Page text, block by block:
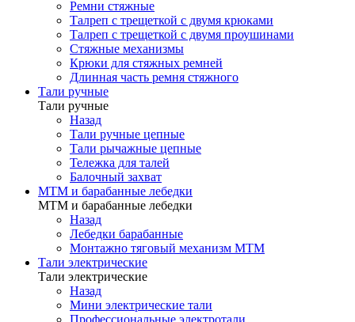
Ремни стяжные
Талреп с трещеткой с двумя крюками
Талреп с трещеткой с двумя проушинами
Стяжные механизмы
Крюки для стяжных ремней
Длинная часть ремня стяжного
Тали ручные
Тали ручные
Назад
Тали ручные цепные
Тали рычажные цепные
Тележка для талей
Балочный захват
МТМ и барабанные лебедки
МТМ и барабанные лебедки
Назад
Лебедки барабанные
Монтажно тяговый механизм МТМ
Тали электрические
Тали электрические
Назад
Мини электрические тали
Профессиональные электротали